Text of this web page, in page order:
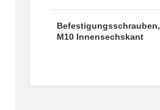
Befestigungsschrauben,
M10 Innensechskant